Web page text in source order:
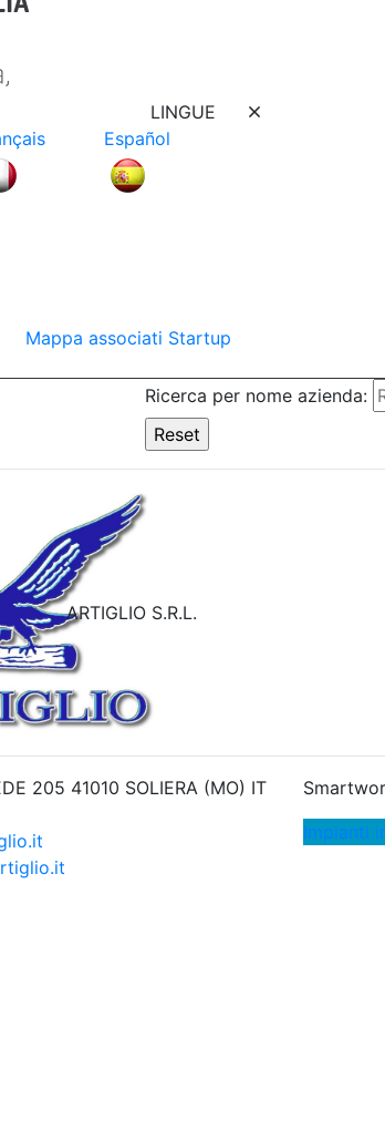
LINGUE
Español
Mappa associati Startup
Ricerca per nome azienda:
ARTIGLIO S.R.L.
205 41010 SOLIERA (MO) IT
Impianti